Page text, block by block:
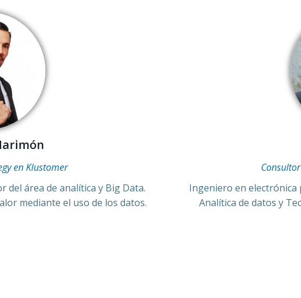
en Klustomer
del área de analítica y Big Data.
mediante el uso de los datos.
Ingeniero en electrónica
Analítica de datos y